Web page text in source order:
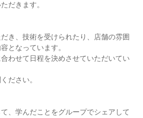
だきます。
き、技術を受けられたり、店舗の雰囲
となっています。
わせて日程を決めさせていただいてい
ださい。
、学んだことをグループでシェアして